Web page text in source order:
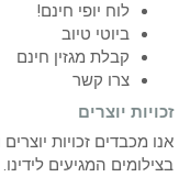
לוח יופי חינם!
ביוטי טיוב
קבלת מגזין חינם
צרו קשר
זכויות יוצרים
אנו מכבדים זכויות
בצילומים המגיעים